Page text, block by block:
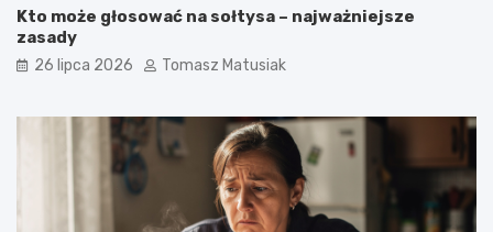
Kto może głosować na sołtysa – najważniejsze
zasady
26 lipca 2026 Tomasz Matusiak